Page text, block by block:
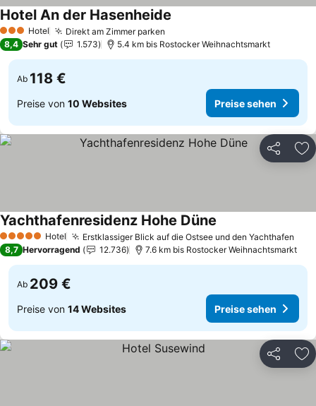
3 SterneHotel Direkt am Zimmer parken
Hotel An der Hasenheide
8,4 Sehr gut 1.573 5.4 km bis Rostocker Weihnachtsmarkt
Ab 118 €
Preise von 10 Websites Preise sehen
Teilen
5 Sterne Hotel Erstklassiger Blick auf die Ostsee und den Yachthafen
Yachthafenresidenz Hohe Düne
8,7 Hervorragend 12.736 7.6 km bis Rostocker Weihnachtsmarkt
Ab 209 €
Preise von 14 Websites Preise sehen
Teilen